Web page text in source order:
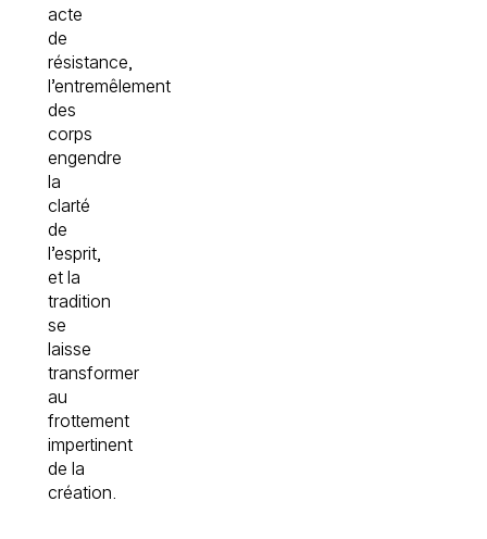
acte
de
résistance,
l’entremêlement
des
corps
engendre
la
clarté
de
l’esprit,
et la
tradition
se
laisse
transformer
au
frottement
impertinent
de la
création.